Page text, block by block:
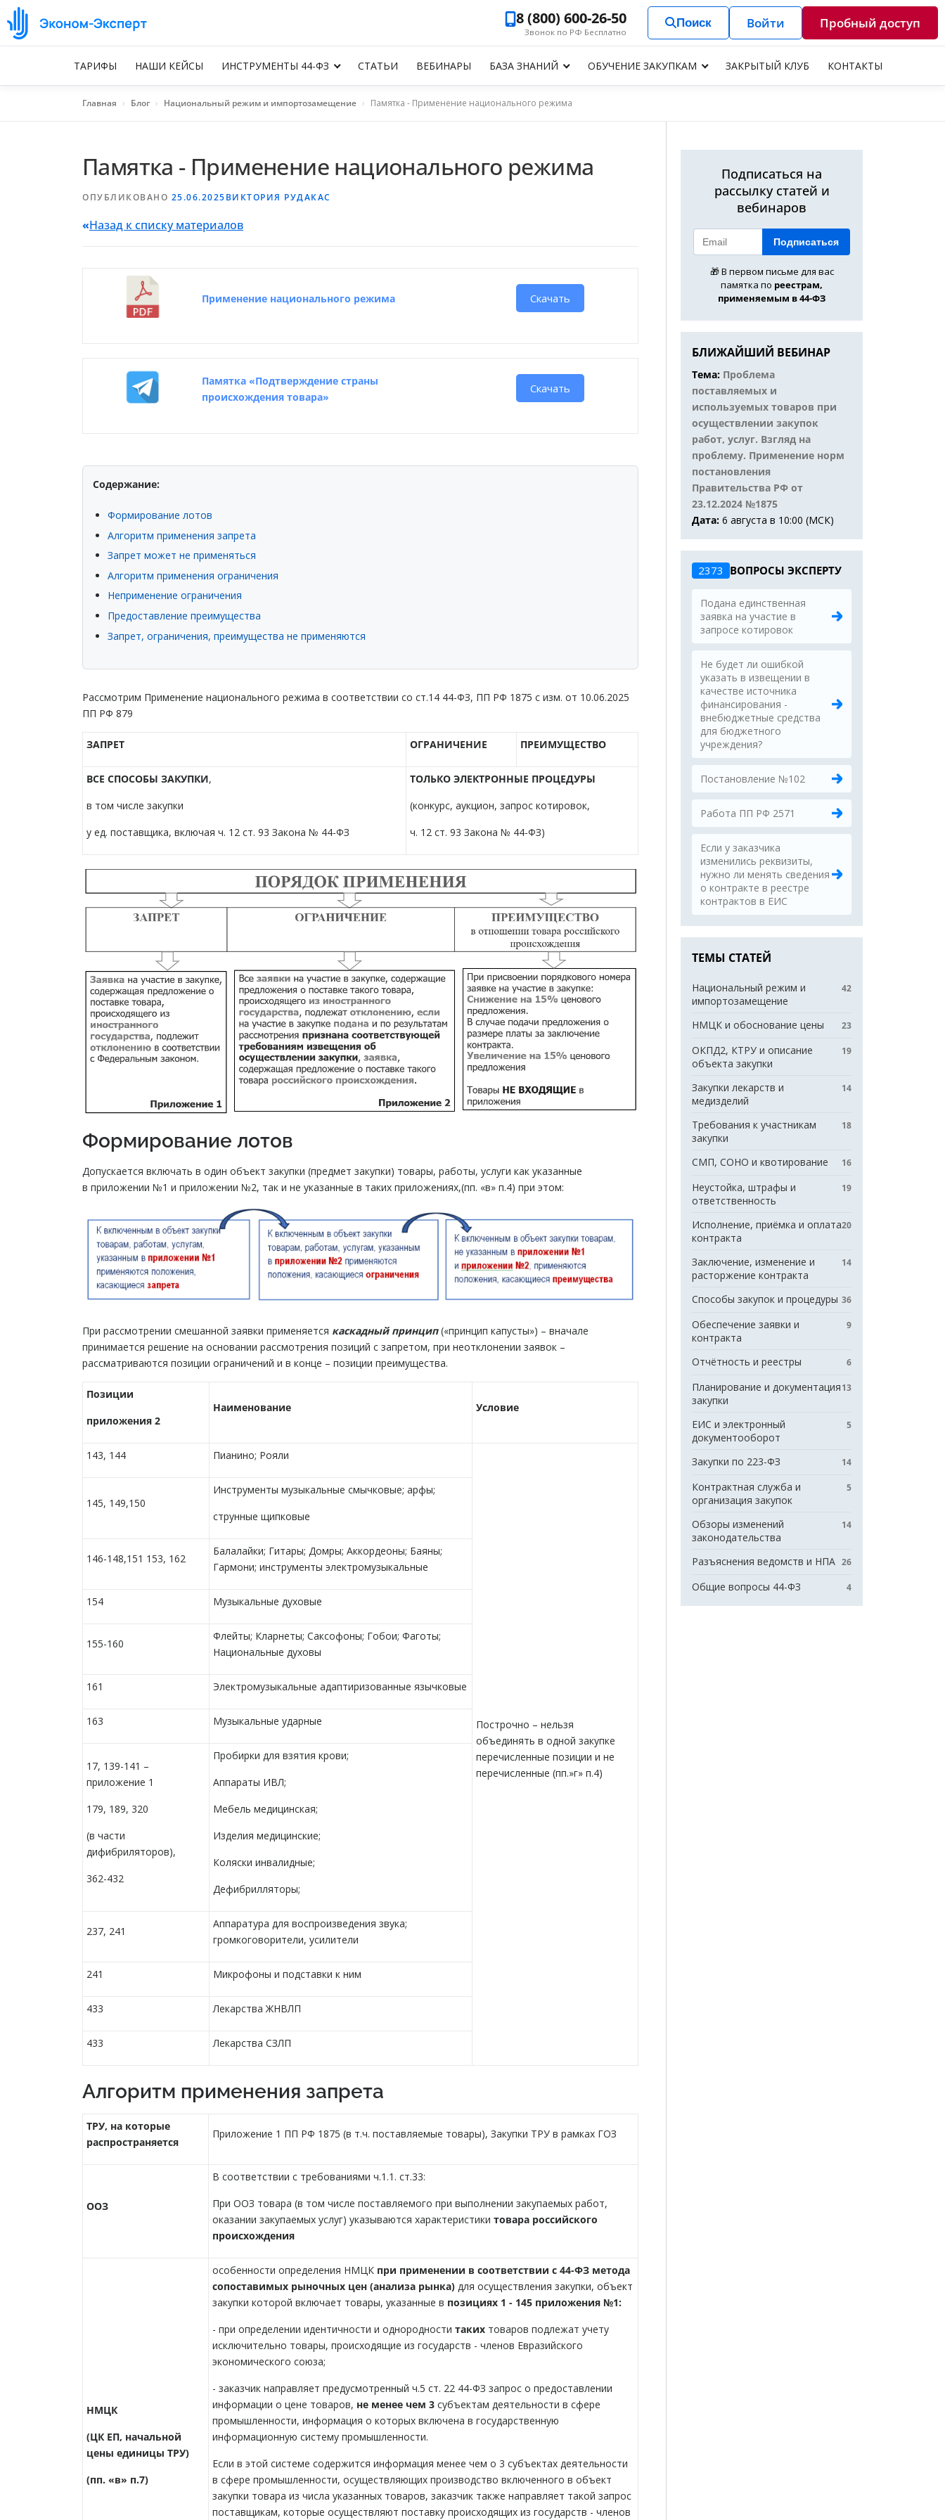
8 (800) 600-26-50
Звонок по РФ Бесплатно
Поиск Войти Пробный доступ
ТАРИФЫ НАШИ КЕЙСЫ ИНСТРУМЕНТЫ 44-ФЗ СТАТЬИ ВЕБИНАРЫ БАЗА ЗНАНИЙ ОБУЧЕНИЕ ЗАКУПКАМ ЗАКРЫТЫЙ КЛУБ КОНТАКТЫ
Главная › Блог › Национальный режим и импортозамещение › Памятка - Применение национального режима
Памятка - Применение национального режима
ОПУБЛИКОВАНО 25.06.2025ВИКТОРИЯ РУДАКАС
«Назад к списку материалов
Применение национального режима Скачать
Памятка «Подтверждение страны
происхождения товара»
Скачать
Содержание:
Формирование лотов
Алгоритм применения запрета
Запрет может не применяться
Алгоритм применения ограничения
Неприменение ограничения
Предоставление преимущества
Запрет, ограничения, преимущества не применяются
Рассмотрим Применение национального режима в соответствии со ст.14 44-ФЗ, ПП РФ 1875 с изм. от 10.06.2025
ПП РФ 879
ЗАПРЕТ ОГРАНИЧЕНИЕ ПРЕИМУЩЕСТВО
ВСЕ СПОСОБЫ ЗАКУПКИ,
в том числе закупки
у ед. поставщика, включая ч. 12 ст. 93 Закона № 44-ФЗ
ТОЛЬКО ЭЛЕКТРОННЫЕ ПРОЦЕДУРЫ
(конкурс, аукцион, запрос котировок,
ч. 12 ст. 93 Закона № 44-ФЗ)
Формирование лотов
Допускается включать в один объект закупки (предмет закупки) товары, работы, услуги как указанные
в приложении №1 и приложении №2, так и не указанные в таких приложениях,(пп. «в» п.4) при этом:
При рассмотрении смешанной заявки применяется каскадный принцип(«принцип капусты») – вначале
принимается решение на основании рассмотрения позиций с запретом, при неотклонении заявок –
рассматриваются позиции ограничений и в конце – позиции преимущества.
Позиции
приложения 2
Наименование Условие
143, 144 Пианино; Рояли
Построчно – нельзя
объединять в одной закупке
перечисленные позиции и не
перечисленные (пп.»г» п.4)
145, 149,150
Инструменты музыкальные смычковые; арфы;
струнные щипковые
146-148,151 153, 162
Балалайки; Гитары; Домры; Аккордеоны; Баяны;
Гармони; инструменты электромузыкальные
154 Музыкальные духовые
155-160
Флейты; Кларнеты; Саксофоны; Гобои; Фаготы;
Национальные духовы
161 Электромузыкальные адаптиризованные язычковые
163 Музыкальные ударные
17, 139-141 –
приложение 1
179, 189, 320
(в части
дифибриляторов),
362-432
Пробирки для взятия крови;
Аппараты ИВЛ;
Мебель медицинская;
Изделия медицинские;
Коляски инвалидные;
Дефибрилляторы;
237, 241
Аппаратура для воспроизведения звука;
громкоговорители, усилители
241 Микрофоны и подставки к ним
433 Лекарства ЖНВЛП
433 Лекарства СЗЛП
Алгоритм применения запрета
ТРУ, на которые
распространяется
Приложение 1 ПП РФ 1875 (в т.ч. поставляемые товары), Закупки ТРУ в рамках ГОЗ
ООЗ
В соответствии с требованиями ч.1.1. ст.33:
При ООЗ товара (в том числе поставляемого при выполнении закупаемых работ,
оказании закупаемых услуг) указываются характеристики товара российского
происхождения
НМЦК
(ЦК ЕП, начальной
цены единицы ТРУ)
(пп. «в» п.7)
особенности определения НМЦК при применении в соответствии с 44-ФЗ метода
сопоставимых рыночных цен (анализа рынка) для осуществления закупки, объект
закупки которой включает товары, указанные в позициях 1 - 145 приложения №1:
- при определении идентичности и однородности таких товаров подлежат учету
исключительно товары, происходящие из государств - членов Евразийского
экономического союза;
- заказчик направляет предусмотренный ч.5 ст. 22 44-ФЗ запрос о предоставлении
информации о цене товаров, не менее чем 3 субъектам деятельности в сфере
промышленности, информация о которых включена в государственную
информационную систему промышленности.
Если в этой системе содержится информация менее чем о 3 субъектах деятельности
в сфере промышленности, осуществляющих производство включенного в объект
закупки товара из числа указанных товаров, заказчик также направляет такой запрос
поставщикам, которые осуществляют поставку происходящих из государств - членов
Подписаться на
рассылку статей и
вебинаров
Подписаться
🎁 В первом письме для вас
памятка по реестрам,
применяемым в 44-ФЗ
БЛИЖАЙШИЙ ВЕБИНАР
Тема: Проблема
поставляемых и
используемых товаров при
осуществлении закупок
работ, услуг. Взгляд на
проблему. Применение норм
постановления
Правительства РФ от
23.12.2024 №1875
Дата: 6 августа в 10:00 (МСК)
2373 ВОПРОСЫ ЭКСПЕРТУ
Подана единственная
заявка на участие в
запросе котировок
Не будет ли ошибкой
указать в извещении в
качестве источника
финансирования -
внебюджетные средства
для бюджетного
учреждения?
Постановление №102
Работа ПП РФ 2571
Если у заказчика
изменились реквизиты,
нужно ли менять сведения
о контракте в реестре
контрактов в ЕИС
ТЕМЫ СТАТЕЙ
Национальный режим и
импортозамещение
42
НМЦК и обоснование цены 23
ОКПД2, КТРУ и описание
объекта закупки
19
Закупки лекарств и
медизделий
14
Требования к участникам
закупки
18
СМП, СОНО и квотирование 16
Неустойка, штрафы и
ответственность
19
Исполнение, приёмка и оплата
контракта
20
Заключение, изменение и
расторжение контракта
14
Способы закупок и процедуры 36
Обеспечение заявки и
контракта
9
Отчётность и реестры 6
Планирование и документация
закупки
13
ЕИС и электронный
документооборот
5
Закупки по 223-ФЗ 14
Контрактная служба и
организация закупок
5
Обзоры изменений
законодательства
14
Разъяснения ведомств и НПА 26
Общие вопросы 44-ФЗ 4